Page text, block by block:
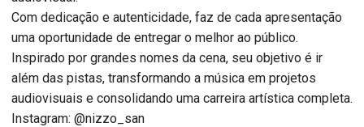
Com dedicação e autenticidade, faz de cada apresentação
uma oportunidade de entregar o melhor ao público.
Inspirado por grandes nomes da cena, seu objetivo é ir
além das pistas, transformando a música em projetos
audiovisuais e consolidando uma carreira artística completa.
Instagram: @nizzo_san